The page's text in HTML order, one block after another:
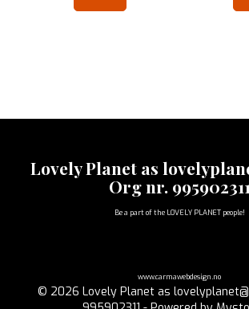
Lovely Planet as
Org nr. 995902311
Be a part of the LOVELY PLANET people!
www.carmawebdesign.no
© 2026 Lovely Planet as